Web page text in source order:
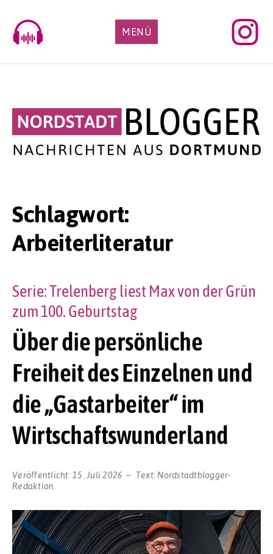
content
MENÜ
Schlagwort:
Arbeiterliteratur
Über die persönliche
Freiheit des Einzelnen und
die „Gastarbeiter“ im
Wirtschaftswunderland
Serie: Trelenberg liest Max von der Grün
zum 100. Geburtstag
Veröffentlicht: 15. Juli 2026 Text: Nordstadtblogger-
Redaktion